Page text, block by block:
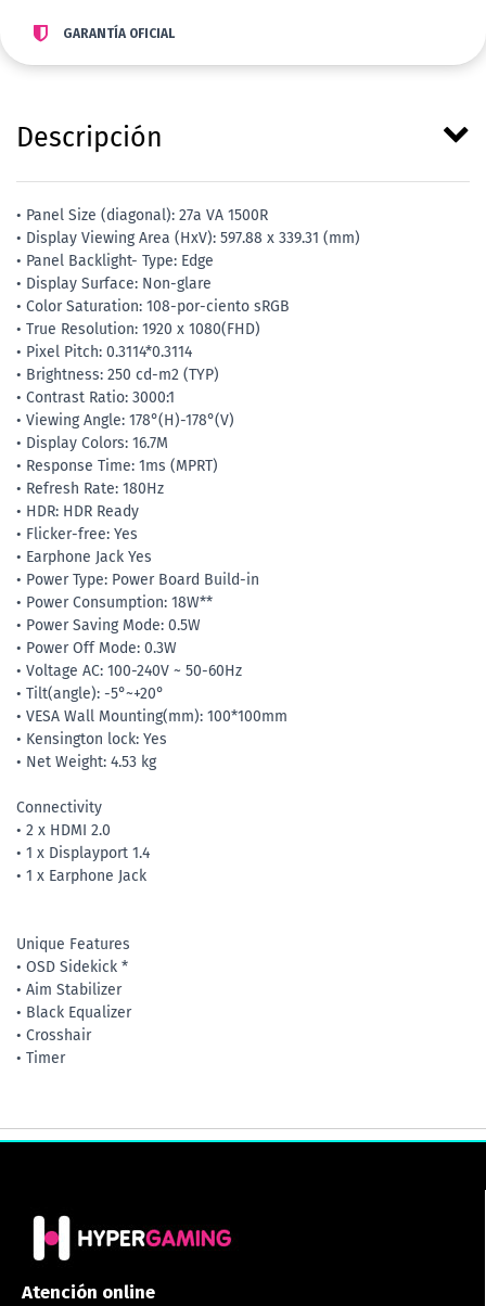
GARANTÍA OFICIAL
Descripción
• Panel Size (diagonal): 27a VA 1500R
• Display Viewing Area (HxV): 597.88 x 339.31 (mm)
• Panel Backlight- Type: Edge
• Display Surface: Non-glare
• Color Saturation: 108-por-ciento sRGB
• True Resolution: 1920 x 1080(FHD)
• Pixel Pitch: 0.3114*0.3114
• Brightness: 250 cd-m2 (TYP)
• Contrast Ratio: 3000:1
• Viewing Angle: 178°(H)-178°(V)
• Display Colors: 16.7M
• Response Time: 1ms (MPRT)
• Refresh Rate: 180Hz
• HDR: HDR Ready
• Flicker-free: Yes
• Earphone Jack Yes
• Power Type: Power Board Build-in
• Power Consumption: 18W**
• Power Saving Mode: 0.5W
• Power Off Mode: 0.3W
• Voltage AC: 100-240V ~ 50-60Hz
• Tilt(angle): -5°~+20°
• VESA Wall Mounting(mm): 100*100mm
• Kensington lock: Yes
• Net Weight: 4.53 kg
Connectivity
• 2 x HDMI 2.0
• 1 x Displayport 1.4
• 1 x Earphone Jack
Unique Features
• OSD Sidekick *
• Aim Stabilizer
• Black Equalizer
• Crosshair
• Timer
Atención online